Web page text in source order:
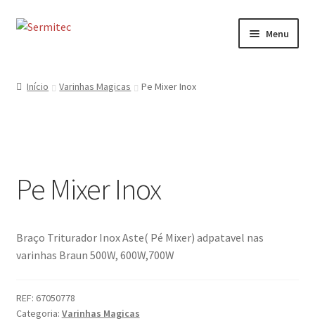
Ir
Saltar
Menu
Serviços
Formulário de Contacto
Início Varinhas Magicas Pe Mixer Inox
Pe Mixer Inox
Braço Triturador Inox Aste( Pé Mixer) adpatavel nas
varinhas Braun 500W, 600W,700W
REF: 67050778
Categoria: Varinhas Magicas